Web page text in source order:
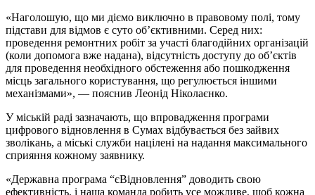
«Наголошую, що ми діємо виключно в правовому полі, тому
підстави для відмов є суто об’єктивними. Серед них:
проведення ремонтних робіт за участі благодійних організацій
(коли допомога вже надана), відсутність доступу до об’єктів
для проведення необхідного обстеження або пошкодження
місць загального користування, що регулюється іншими
механізмами», — пояснив Леонід Ніколаєнко.
У міській раді зазначають, що впровадження програми
цифрового відновлення в Сумах відбувається без зайвих
зволікань, а міські служби націлені на надання максимального
сприяння кожному заявнику.
«Державна програма “єВідновлення” доводить свою
ефективність, і наша команда робить усе можливе, щоб кожна